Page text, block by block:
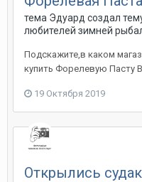
тема Эдуард создал
любителей зимней
Подскажите,в каком
купить Форелевую Пасту
19 Октября 2019
Открылись